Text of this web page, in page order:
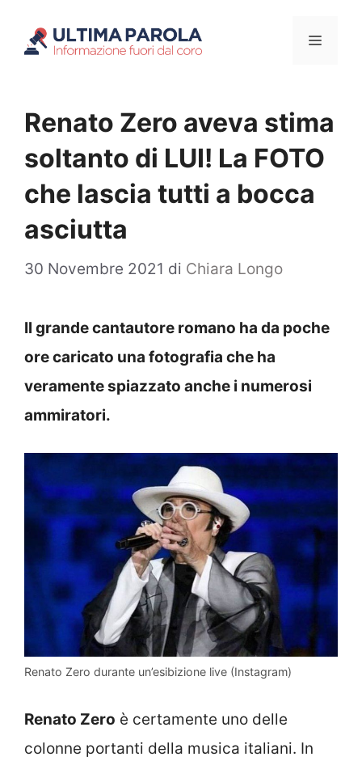
Menu
Renato Zero aveva stima
soltanto di LUI! La FOTO
che lascia tutti a bocca
asciutta
30 Novembre 2021 di Chiara Longo
Il grande cantautore romano ha da poche
ore caricato una fotografia che ha
veramente spiazzato anche i numerosi
ammiratori.
Renato Zero durante un’esibizione live (Instagram)
Renato Zero è certamente uno delle
colonne portanti della musica italiani. In